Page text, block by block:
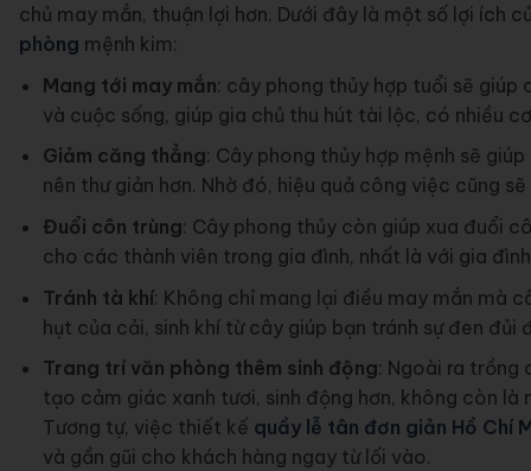
chủ may mắn, thuận lợi hơn. Dưới đây là một số lợi ích
phòng mệnh kim:
Mang tới may mắn: cây phong thủy hợp tuổi sẽ
và cuộc sống, giúp gia chủ thu hút tài lộc, có nhiều
Giảm căng thẳng: Cây phong thủy hợp mệnh sẽ
nên thư giản hơn. Nhờ đó, hiệu quả công việc cũng
Đuổi côn trùng: Cây phong thủy còn giúp xua đuổi
cho các thành viên trong gia đình, nhất là với gia
Tránh tà khí: Không chỉ mang lại điều may mắn mà
hụt của cải, sinh khí từ cây giúp bạn tránh sự đen đủi
Trang trí văn phòng thêm sinh động: Ngoài ra trồng
tạo cảm giác xanh tươi, sinh động hơn, không còn
Tương tự, việc thiết kế quầy lễ tân đơn giản Hồ Chí
và gần gũi cho khách hàng ngay từ lối vào.